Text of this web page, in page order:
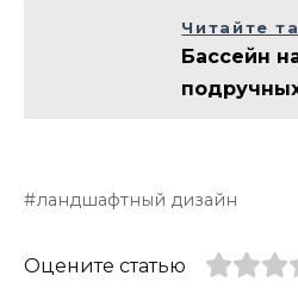
Читайте
Бассейн
ландшафтный дизайн
Оцените статью